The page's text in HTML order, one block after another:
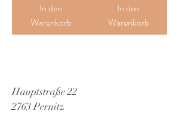
In den
Warenkorb
In den
Warenkorb
Hauptstraße 22
2763 Pernitz